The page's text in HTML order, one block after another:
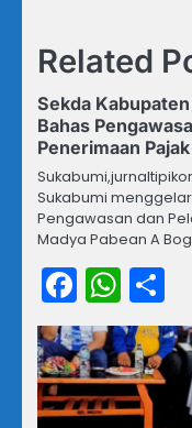
Related
Sekda
Bahas
Penerimaan Pajak
Sukabumi
Pengawasan dan
Madya Pabean A